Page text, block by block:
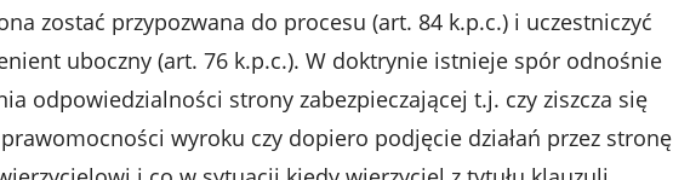
zostać przypozwana do procesu (art. 84 k.p.c.) i uczestniczyć
uboczny (art. 76 k.p.c.). W doktrynie istnieje spór odnośnie
odpowiedzialności strony zabezpieczającej t.j. czy ziszcza się
wyroku czy dopiero podjęcie działań przez stronę